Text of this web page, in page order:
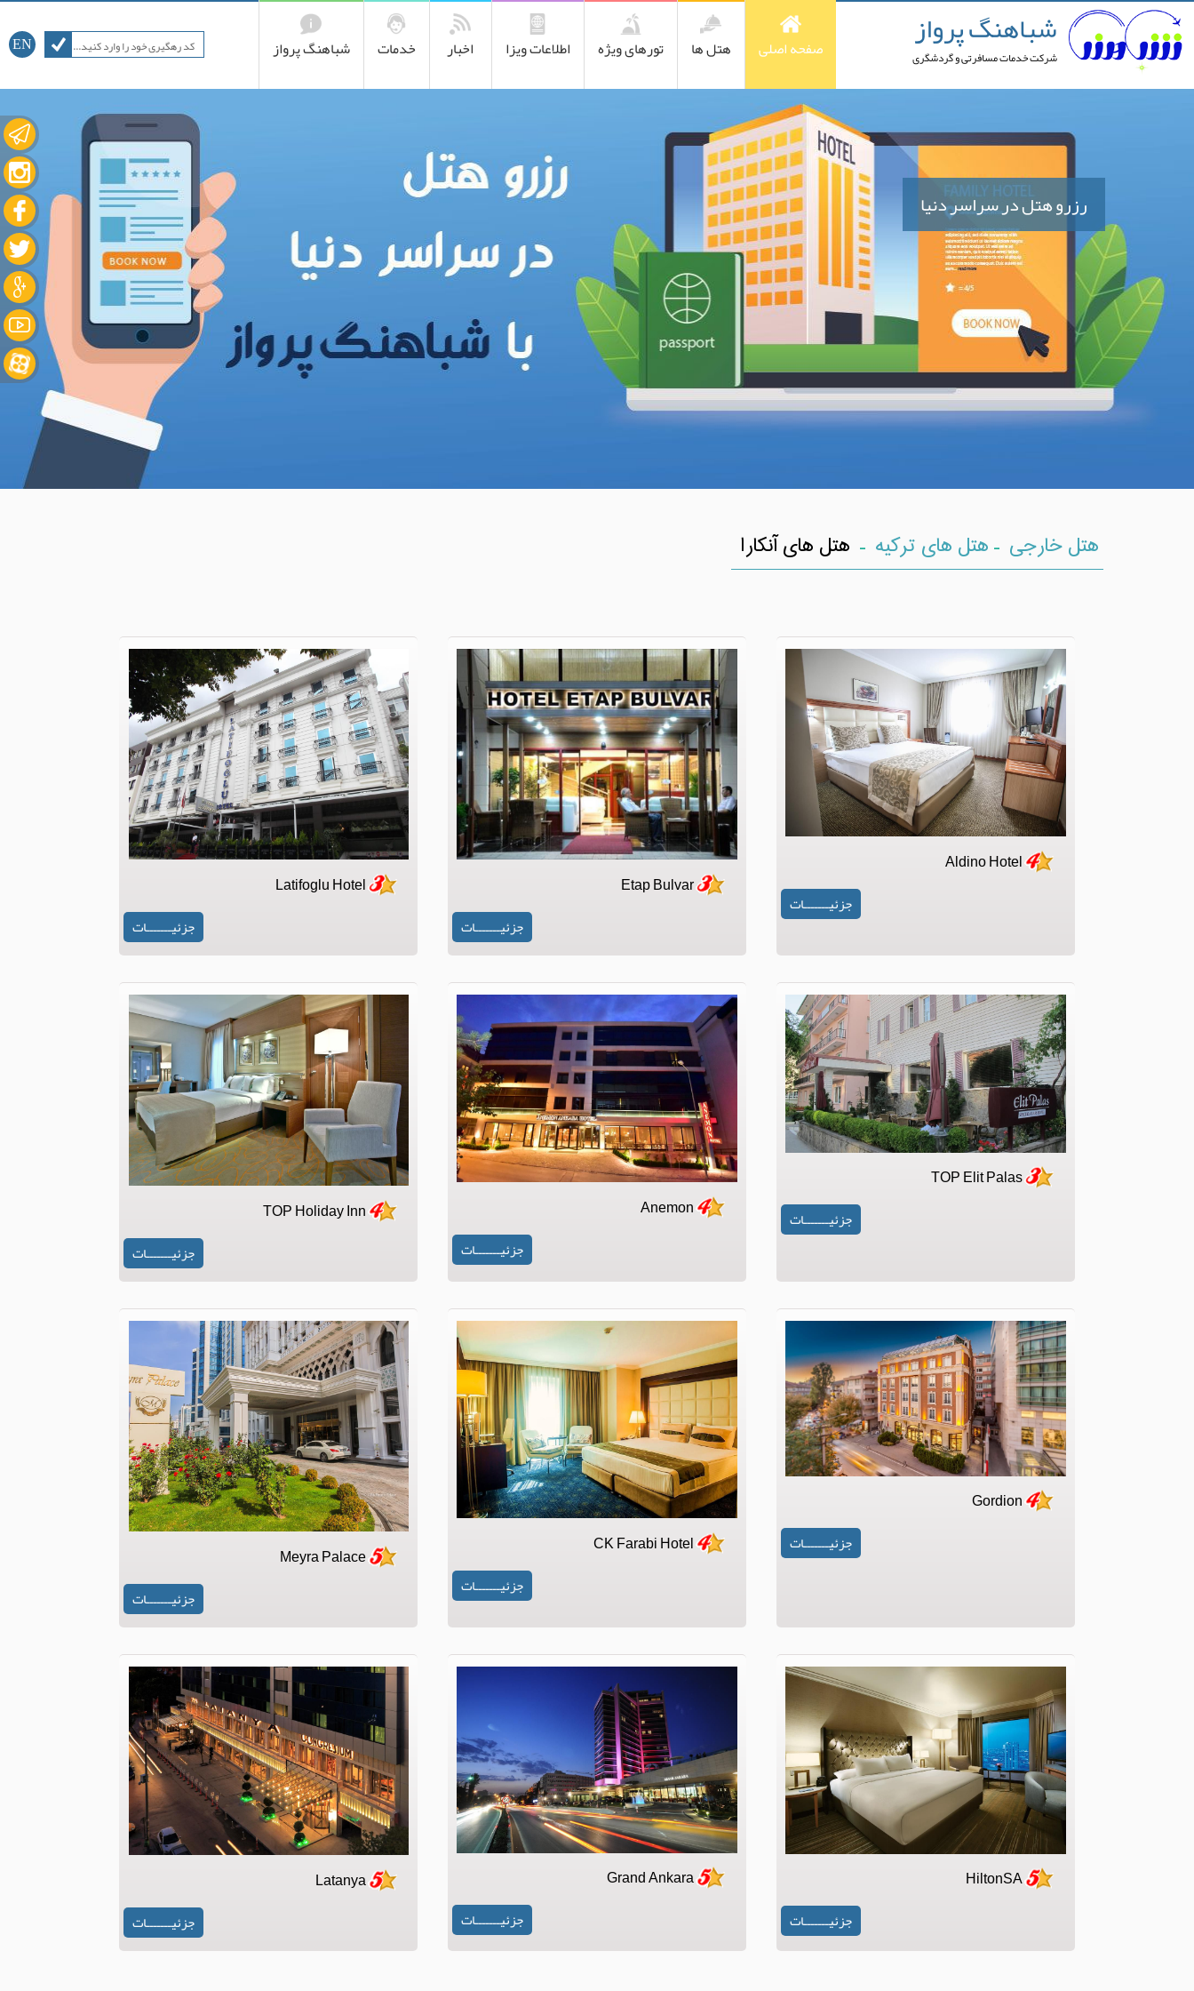
EN شباهنگ پرواز
شرکت خدمات مسافرتی و گردشگری صفحه اصلی هتل ها تورهای ویژه اطلاعات ویزا اخبار خدمات شباهنگ پرواز
رزرو هتل در سراسر دنیا
هتل خارجی -هتل های ترکیه - هتل های آنکارا
Aldino Hotel
جزئیـــــــات
Etap Bulvar
جزئیـــــــات
Latifoglu Hotel
جزئیـــــــات
TOP Elit Palas
جزئیـــــــات Anemon
جزئیـــــــات
TOP Holiday Inn
جزئیـــــــات
Gordion
جزئیـــــــات CK Farabi Hotel
جزئیـــــــات
Meyra Palace
جزئیـــــــات
HiltonSA
جزئیـــــــات
Grand Ankara
جزئیـــــــات
Latanya
جزئیـــــــات